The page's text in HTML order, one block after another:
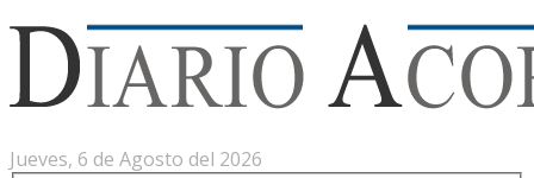
Jueves, 6 de Agosto del 2026